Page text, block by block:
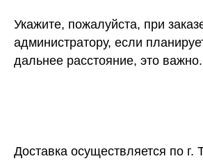
Укажите, пожалуйста, при
администратору, если
дальнее расстояние, это важно.
Доставка осуществляется по г.